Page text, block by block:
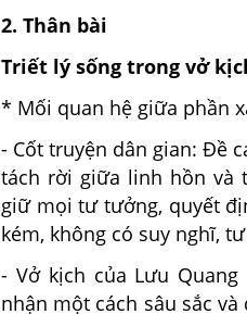
2. Thân bài
Triết lý sống trong vở
* Mối quan hệ giữa phần
- Cốt truyện dân gian: Đề
tách rời giữa linh hồn và
giữ mọi tư tưởng, quyết
kém, không có suy nghĩ,
- Vở kịch của Lưu
nhận một cách sâu sắc